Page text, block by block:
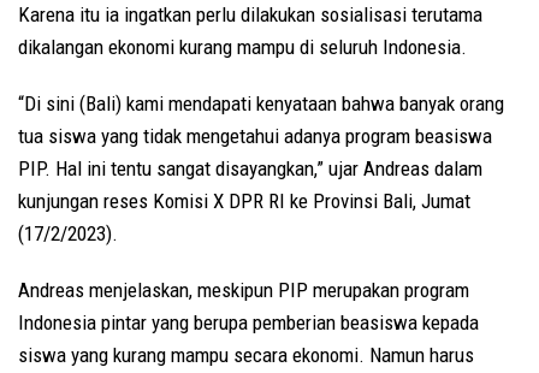
Karena itu ia ingatkan perlu dilakukan sosialisasi terutama
dikalangan ekonomi kurang mampu di seluruh Indonesia.
“Di sini (Bali) kami mendapati kenyataan bahwa banyak orang
tua siswa yang tidak mengetahui adanya program beasiswa
PIP. Hal ini tentu sangat disayangkan,” ujar Andreas dalam
kunjungan reses Komisi X DPR RI ke Provinsi Bali, Jumat
(17/2/2023).
Andreas menjelaskan, meskipun PIP merupakan program
Indonesia pintar yang berupa pemberian beasiswa kepada
siswa yang kurang mampu secara ekonomi. Namun harus